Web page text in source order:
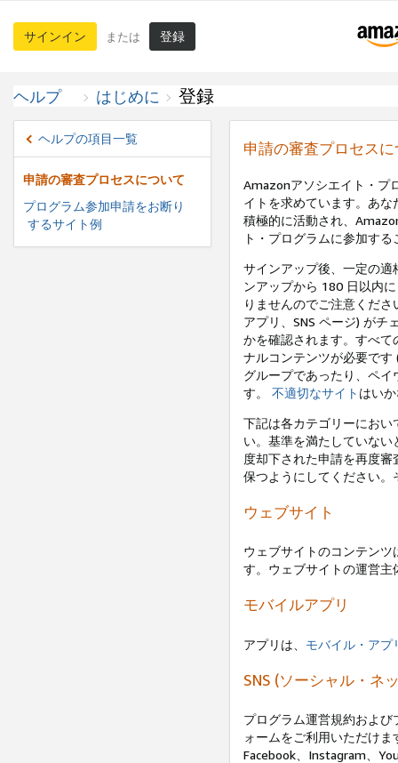
サインイン または 登録
ヘルプ はじめに 登録
ヘルプの項目一覧
申請の審査プロセスについて
プログラム参加申請をお断り
するサイト例
申請の審査プロセス
Amazonアソシエイト・プ
イトを求めています。あ
積極的に活動され、
ト・プログラムに参加す
サインアップ後、一定の
ンアップから 180 日以内
りませんのでご注意くだ
アプリ、SNS ページ) がチ
かを確認されます。すべ
ナルコンテンツが必要で
グループであったり、ペ
す。 不適切なサイト はい
下記は各カテゴリーにお
い。基準を満たしていな
度却下された申請を再度
保つようにしてください
ウェブサイト
ウェブサイトのコンテン
す。ウェブサイトの運営
モバイルアプリ
アプリは、 モバイル・アプ
SNS (ソーシャル・ネ
プログラム運営規約およ
ォームをご利用いただけ
Facebook、Instagram、